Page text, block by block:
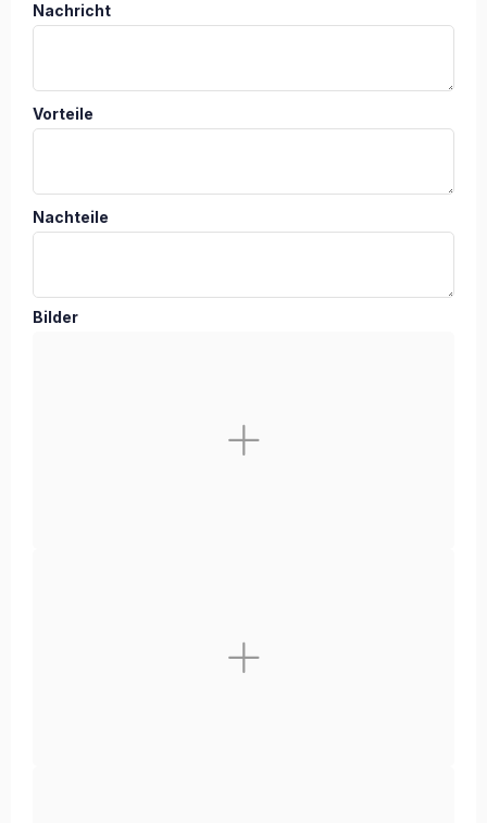
Nachricht
Vorteile
Nachteile
Bilder